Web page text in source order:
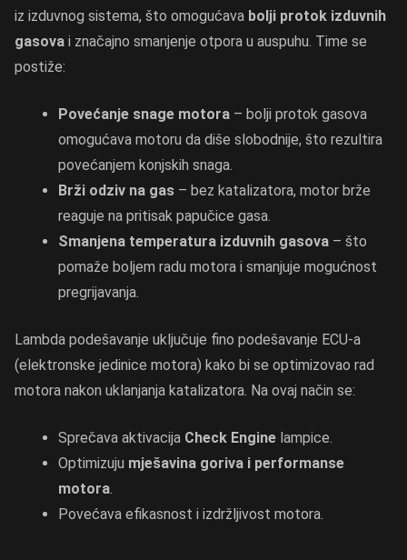
iz izduvnog sistema, što omogućava bolji protok izduvnih
gasova i značajno smanjenje otpora u auspuhu. Time se
postiže:
Povećanje snage motora – bolji protok gasova
omogućava motoru da diše slobodnije, što rezultira
povećanjem konjskih snaga.
Brži odziv na gas – bez katalizatora, motor brže
reaguje na pritisak papučice gasa.
Smanjena temperatura izduvnih gasova – što
pomaže boljem radu motora i smanjuje mogućnost
pregrijavanja.
Lambda podešavanje uključuje fino podešavanje ECU-a
(elektronske jedinice motora) kako bi se optimizovao rad
motora nakon uklanjanja katalizatora. Na ovaj način se:
Sprečava aktivacija Check Engine lampice.
Optimizuju mješavina goriva i performanse
motora
Povećava efikasnost i izdržljivost motora.